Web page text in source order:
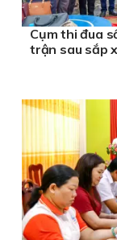
Cụm thi đua
trận sau sắp